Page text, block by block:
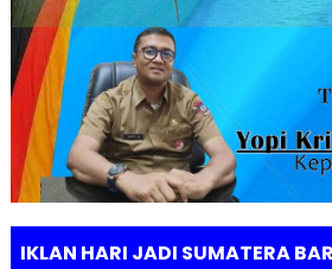
IKLAN HARI JADI SUMATERA